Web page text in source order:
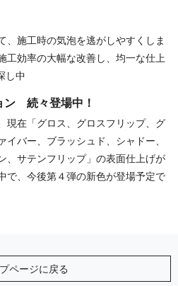
、施工時の気泡を逃がしやすくしま
工効率の大幅な改善し、均一な仕上
し中
ン 続々登場中！
現在「グロス、グロスフリップ、グ
バー、ブラッシュド、シャドー、
、サテンフリップ」の表面仕上げが
で、今後第４弾の新色が登場予定で
ページに戻る